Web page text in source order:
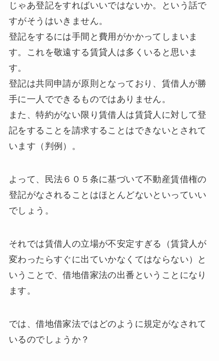
じゃあ登記をすればいいではないか。という話で
すがそうはいきません。
登記をするには手間と費用がかかってしまいま
す。これを敬遠する賃貸人は多くいると思いま
す。
登記は共同申請が原則となっており、賃借人が勝
手に一人でできるものではありません。
また、特約がない限り賃借人は賃貸人に対して登
記をすることを請求することはできないとされて
います（判例）。
よって、民法６０５条に基づいて不動産賃借権の
登記がなされることはほとんどないといっていい
でしょう。
それでは賃借人の立場が不安定すぎる（賃貸人が
変わったらすぐに出ていかなくてはならない）と
いうことで、借地借家法の出番ということになり
ます。
では、借地借家法ではどのように規定がなされて
いるのでしょうか？